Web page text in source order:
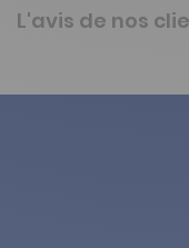
L'avis de nos